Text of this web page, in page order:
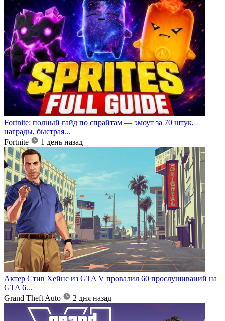
Fortnite: полный гайд по спрайтам — эмоут за 70 штук,
награды, быстрая...
Fortnite
1 день назад
Актер Стив Хейнс из GTA V провалил 60 прослушиваний на
GTA 6...
Grand Theft Auto
2 дня назад